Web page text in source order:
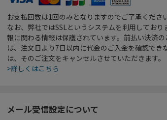
お支払回数は1回のみとなりますのでご了承ください
なお、弊社ではSSLというシステムを利用しており
報に関わる情報は保護されています。前払い決済
は、注文日より7日以内に代金のご入金を確認でき
は、そのご注文をキャンセルさせていただきます。
>詳しくはこちら
メール受信設定について